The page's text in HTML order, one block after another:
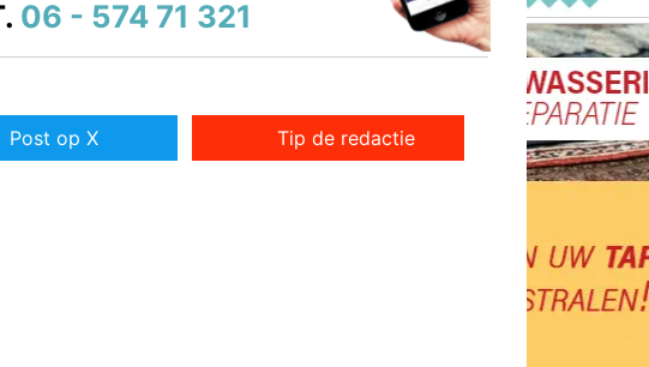
06 - 574 71 321
Post op X Tip de redactie